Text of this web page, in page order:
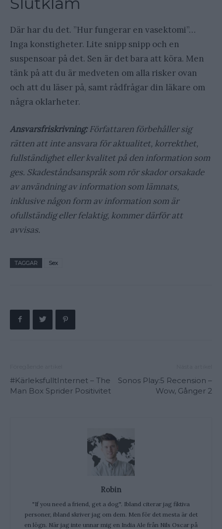
Där har du det. ”Hur fungerar en vasektomi”…
Inga konstigheter. Lite snipp snipp och en
suspensoar på det. Sen är det bara att köra. Men
tänk på att du är medveten om alla risker ovan
och att du läser på, samt rådfrågar din läkare om
några oklarheter.
Ansvarsfriskrivning:Författaren förbehåller sig
rätten att inte ansvara för aktualitet, korrekthet,
fullständighet eller kvalitet på den information som
ges. Skadeståndsanspråk som rör skador orsakade
av användning av information som lämnats,
inklusive någon form av information som är
ofullständig eller felaktig, kommer därför att
avvisas.
TAGGAR Sex
#KärleksfulltInternet – The
Man Box Sprider Positivitet
Sonos Play:5 Recension –
Wow, Gånger 2
Robin
"If you need a friend, get a dog". Ibland citerar jag fiktiva
personer, ibland skriver jag om dem. Men för det mesta är det
en lögn. När jag inte unnar mig en India Ale från Nils Oscar på